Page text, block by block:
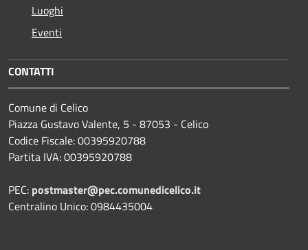
Luoghi
Eventi
CONTATTI
Comune di Celico
Piazza Gustavo Valente, 5 - 87053 - Celico
Codice Fiscale: 00395920788
Partita IVA: 00395920788
PEC: postmaster@pec.comunedicelico.it
Centralino Unico: 0984435004